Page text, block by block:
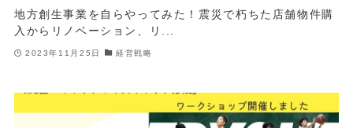
地方創生事業を自らやってみた！震災で朽ちた店舗物件購
入からリノベーション、リ...
2023年11月25日 経営戦略